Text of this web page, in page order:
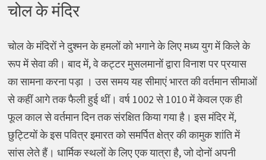
चोल के मंदिर
चोल के मंदिरों ने दुश्मन के हमलों को भगाने के लिए मध्य युग में किले के
रूप में सेवा की। बाद में, वे कट्टर मुसलमानों द्वारा विनाश पर प्रयास
का सामना करना पड़ा । उस समय यह सीमाएं भारत की वर्तमान सीमाओं
से कहीं आगे तक फैली हुई थीं। वर्ष 1002 से 1010 में केवल एक ही
फूल काल से वर्तमान दिन तक संरक्षित किया गया है। इस मंदिर में,
छुट्टियों के इस पवित्र इमारत को समर्पित क्षेत्र की कामुक शांति में
सांस लेते हैं। धार्मिक स्थलों के लिए एक यात्रा है, जो दोनों अपनी